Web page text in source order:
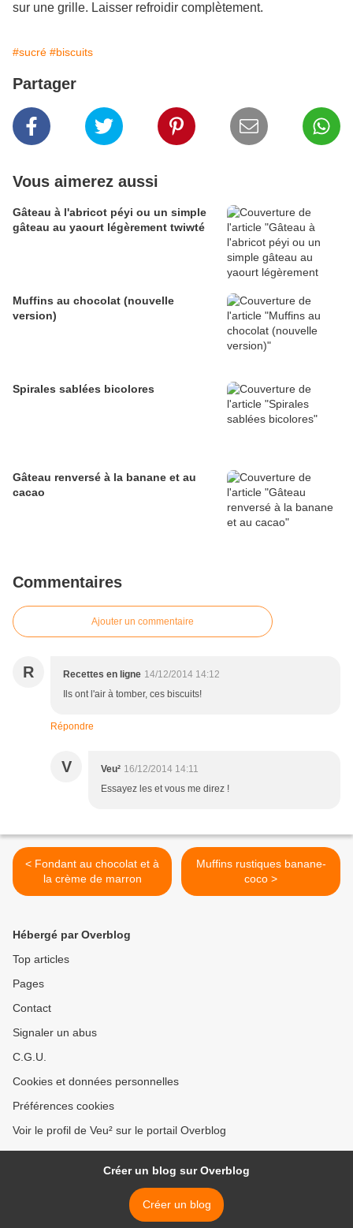
sur une grille. Laisser refroidir complètement.
#sucré #biscuits
Partager
Vous aimerez aussi
Gâteau à l'abricot péyi ou un simple
gâteau au yaourt légèrement twiwté
Muffins au chocolat (nouvelle
version)
Spirales sablées bicolores
Gâteau renversé à la banane et au
cacao
Commentaires
Ajouter un commentaire
R Recettes en ligne 14/12/2014 14:12
Ils ont l'air à tomber, ces biscuits!
Répondre
V Veu² 16/12/2014 14:11
Essayez les et vous me direz !
< Fondant au chocolat et à
la crème de marron
Muffins rustiques banane-
coco >
Hébergé par Overblog
Top articles
Pages
Contact
Signaler un abus
C.G.U.
Cookies et données personnelles
Préférences cookies
Voir le profil de Veu² sur le portail Overblog
Créer un blog sur Overblog
Créer un blog